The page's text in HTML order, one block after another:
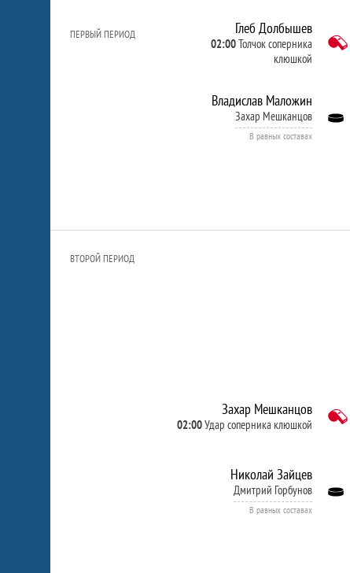
ПЕРВЫЙ ПЕРИОД Глеб Долбышев
02:00Толчок соперника
клюшкой
Владислав Маложин
Захар Мешканцов
В равных составах
ВТОРОЙ ПЕРИОД
Захар Мешканцов
02:00Удар соперника клюшкой
Николай Зайцев
Дмитрий Горбунов
В равных составах